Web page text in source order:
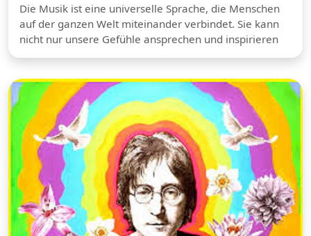
Die Musik ist eine universelle Sprache, die Menschen
auf der ganzen Welt miteinander verbindet. Sie kann
nicht nur unsere Gefühle ansprechen und inspirieren